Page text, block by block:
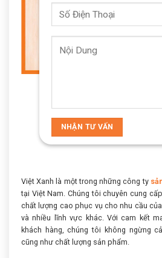
Việt Xanh là một trong những công ty
tại Việt Nam. Chúng tôi chuyên cung
chất lượng cao phục vụ cho nhu cầu
và nhiều lĩnh vực khác. Với cam kết
khách hàng, chúng tôi không ngừng
cũng như chất lượng sản phẩm.